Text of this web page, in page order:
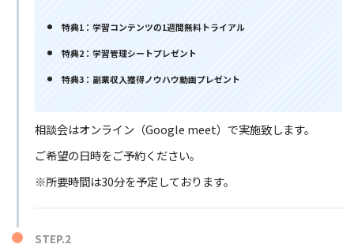
特典1：学習コンテンツの1週間無料トライアル
特典2：学習管理シートプレゼント
特典3：副業収入獲得ノウハウ動画プレゼント
相談会はオンライン（Google meet）で実施致します。
ご希望の日時をご予約ください。
※所要時間は30分を予定しております。
STEP.2